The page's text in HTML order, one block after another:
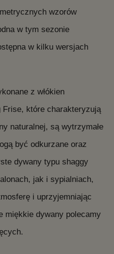
wzorów
w tym sezonie
w kilku wersjach
z włókien
Frise, które charakteryzują
naturalnej, są wytrzymałe
być odkurzane oraz
dywany typu shaggy
jak i sypialniach,
i uprzyjemniając
miękkie dywany polecamy